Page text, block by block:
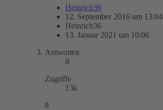
Heinrich36
12. September 2016 um 13:04
Heinrich36
13. Januar 2021 um 10:06
Antworten
8
Zugriffe
13k
8